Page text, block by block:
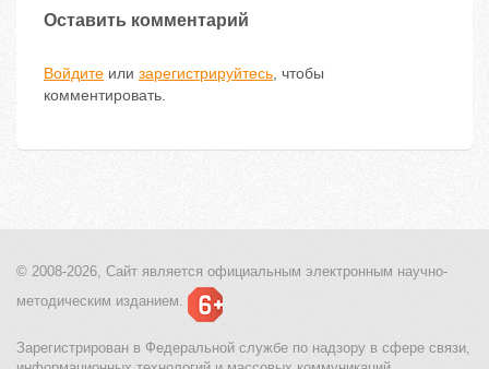
Оставить комментарий
Войдите или зарегистрируйтесь, чтобы
комментировать.
© 2008-2026, Сайт является официальным электронным научно-
методическим изданием.
Зарегистрирован в Федеральной службе по надзору в сфере связи,